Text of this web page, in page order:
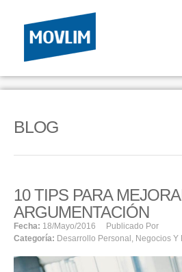
INICIO
HOSTING
HOSTING
RESELLER
SERVIDORES VPS
BLOG
10 TIPS PARA
ARGUMENTACIÓN
Fecha: 18/mayo/2016
Publicado Por
Categoría: Desarrollo Personal , Negocios Y